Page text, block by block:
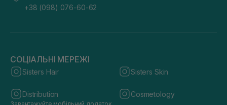
+38 (098) 076-60-62
СОЦІАЛЬНІ МЕРЕЖІ
Sisters Hair Sisters Skin
Distribution Cosmetology